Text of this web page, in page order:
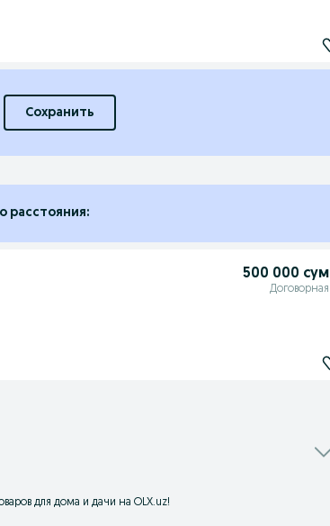
Сохранить
расстояния:
500 000 сум
Договорная
для дома и дачи на OLX.uz!